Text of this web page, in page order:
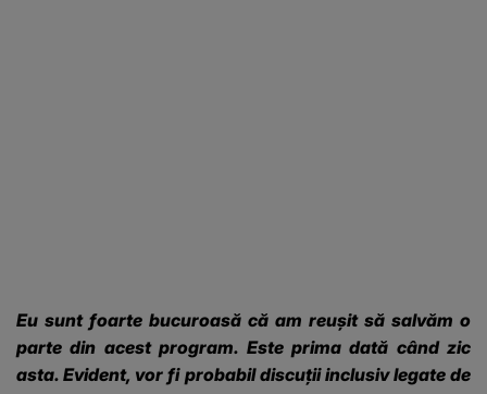
Eu sunt foarte bucuroasă că am reușit să salvăm o
parte din acest program. Este prima dată când zic
asta.Evident, vor fi probabil discuții inclusiv legate de